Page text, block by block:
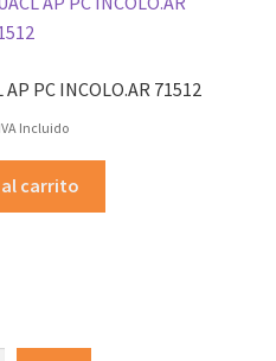
AP PC INCOLO.AR 71512
IVA Incluido
carrito